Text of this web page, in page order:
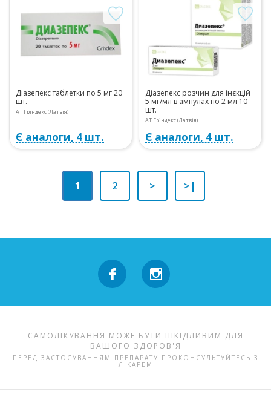
Діазепекс таблетки по 5 мг 20
шт.
АТ Гріндекс (Латвія)
Є аналоги, 4 шт.
Діазепекс розчин для інєкцій
5 мг/мл в ампулах по 2 мл 10
шт.
АТ Гріндекс (Латвія)
Є аналоги, 4 шт.
1 2 > >|
САМОЛІКУВАННЯ МОЖЕ БУТИ ШКІДЛИВИМ ДЛЯ
ВАШОГО ЗДОРОВ'Я
ПЕРЕД ЗАСТОСУВАННЯМ ПРЕПАРАТУ ПРОКОНСУЛЬТУЙТЕСЬ З
ЛІКАРЕМ